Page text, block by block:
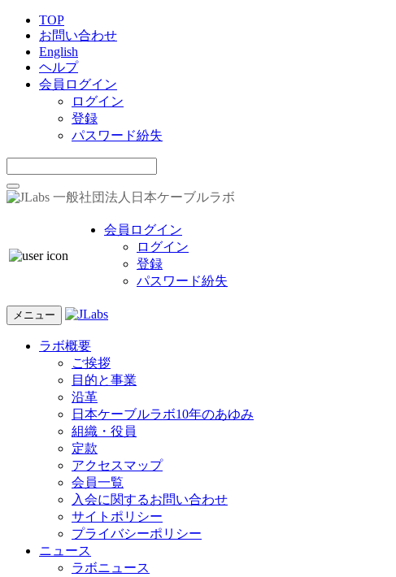
TOP
お問い合わせ
English
ヘルプ
会員ログイン
ログイン
登録
パスワード紛失
一般社団法人日本ケーブルラボ
会員ログイン
ログイン
登録
パスワード紛失
メニュー
ラボ概要
ご挨拶
目的と事業
沿革
日本ケーブルラボ10年のあゆみ
組織・役員
定款
アクセスマップ
会員一覧
入会に関するお問い合わせ
サイトポリシー
プライバシーポリシー
ニュース
ラボニュース